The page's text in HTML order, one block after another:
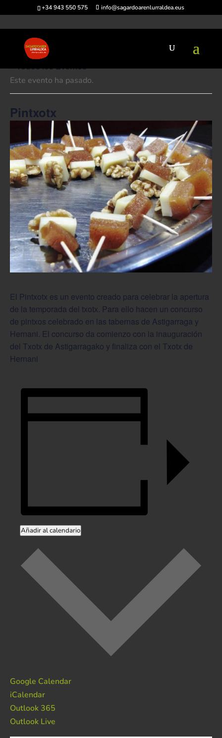
+34 943 550 575 info@sagardoarenlurraldea.eus
« Todos los Eventos
Este evento ha pasado.
Pintxotx
El Pintxotx es un evento creado para celebrar la apertura
de la temporada del txotx. Para ello hacen un concurso
de pintxos celebrado en las tabernas de Astigarraga y
Hernani. El concurso da comienzo con la inauguración
del Txotx de Astigarragako y finaliza con el Txotx de
Hernani
Añadir al calendario
Google Calendar
iCalendar
Outlook 365
Outlook Live